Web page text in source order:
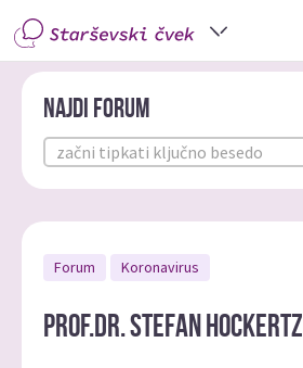
Najdi forum
Forum Koronavirus
PROF.DR. STEFAN HOCKERTZ